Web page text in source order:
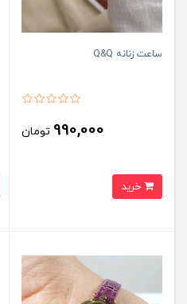
ساعت زنانه Q&Q
990,000 تومان